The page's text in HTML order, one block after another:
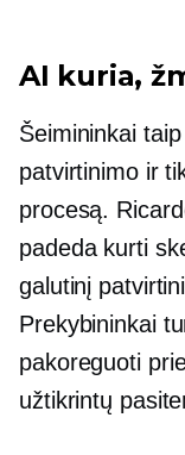
AI kuria,
Šeimininkai
patvirtinimo ir
procesą.
padeda kurti
galutinį
Prekybininkai
pakoreguoti
užtikrintų